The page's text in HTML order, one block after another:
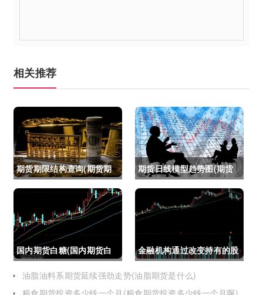
相关推荐
期货期限结构查询(期货期
限结构)
期货日线模型趋势图(期货
日线模型趋势图怎么看)
国内期货白糖(国内期货白
糖合约是怎么交割)
金融机构通过改变持有的股
指期货合约(股指期货合约
油脂油料系期货延续强劲走势(油脂期货是什么)
粮食期货投资多少钱一个月(粮食期货投资多少钱一个月啊)